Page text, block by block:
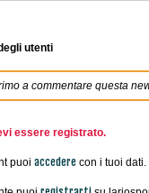
utenti
a commentare questa
essere registrato.
puoi accedere con i tuoi dati.